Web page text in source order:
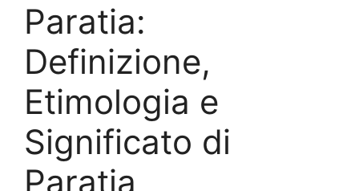
Paratia:
Definizione,
Etimologia e
Significato di
Paratia